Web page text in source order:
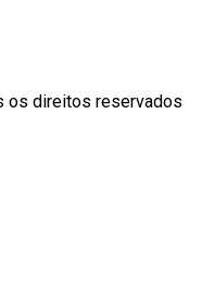
os direitos reservados